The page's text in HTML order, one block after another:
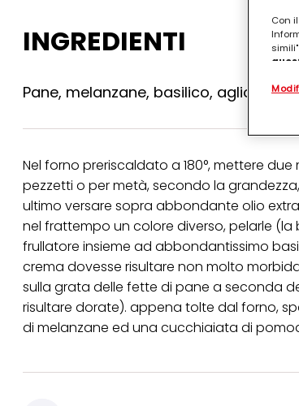
INGREDIENTI
Pane, melanzane, basilico, aglio,
Nel forno preriscaldato a 180°, mettere
pezzetti o per metà, secondo la
ultimo versare sopra abbondante olio
nel frattempo un colore diverso, pelarle
frullatore insieme ad abbondantissimo
crema dovesse risultare non molto
sulla grata delle fette di pane a seconda
risultare dorate). appena tolte dal forno,
di melanzane ed una cucchiaiata di
Con
Puoi
Se
per
tuoi